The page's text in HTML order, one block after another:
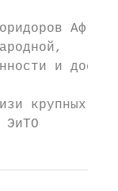
и
крупных
ЭиТО